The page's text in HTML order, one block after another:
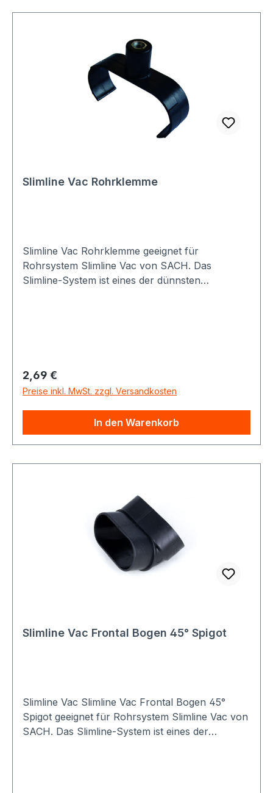
Slimline Vac Rohrklemme
Slimline Vac Rohrklemme geeignet für
Rohrsystem Slimline Vac von SACH. Das
Slimline-System ist eines der dünnsten
Regulärer Preis:
2,69 €
Preise inkl. MwSt. zzgl. Versandkosten
In den Warenkorb
Slimline Vac Frontal Bogen 45° Spigot
Slimline Vac Slimline Vac Frontal Bogen 45°
Spigot geeignet für Rohrsystem Slimline Vac von
SACH. Das Slimline-System ist eines der